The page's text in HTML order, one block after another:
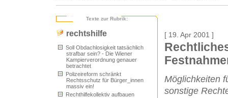
Texte zur Rubrik:
rechtshilfe
Soll Obdachlosigkeit tatsächlich
strafbar sein? - Die Wiener
Kampierverordnung genauer
betrachtet
Polizeireform schränkt
Rechtsschutz für Bürger_innen
massiv ein!
Rechthilfekollektiv aufbauen
[ 19. Apr 2001 ]
Möglichkeiten
sonstige